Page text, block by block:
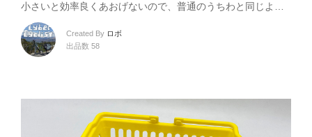
小さいと効率良くあおげないので、普通のうちわと同じよ…
Created By ロボ
出品数 58